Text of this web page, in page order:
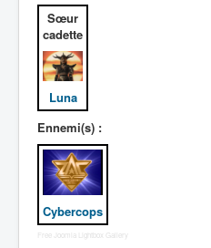
Mechas
Objets
Lieux
Chronologie
Références
Fanservice
Sœur
cadette
Luna
Ennemi(s) :
Cybercops
Free Joomla Lightbox Gallery